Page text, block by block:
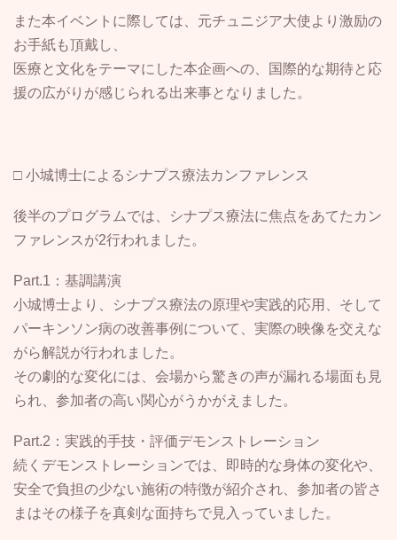
また本イベントに際しては、元チュニジア大使より激励の
お手紙も頂戴し、
医療と文化をテーマにした本企画への、国際的な期待と応
援の広がりが感じられる出来事となりました。
□ 小城博士によるシナプス療法カンファレンス
後半のプログラムでは、シナプス療法に焦点をあてたカン
ファレンスが2行われました。
Part.1：基調講演
小城博士より、シナプス療法の原理や実践的応用、そして
パーキンソン病の改善事例について、実際の映像を交えな
がら解説が行われました。
その劇的な変化には、会場から驚きの声が漏れる場面も見
られ、参加者の高い関心がうかがえました。
Part.2：実践的手技・評価デモンストレーション
続くデモンストレーションでは、即時的な身体の変化や、
安全で負担の少ない施術の特徴が紹介され、参加者の皆さ
まはその様子を真剣な面持ちで見入っていました。